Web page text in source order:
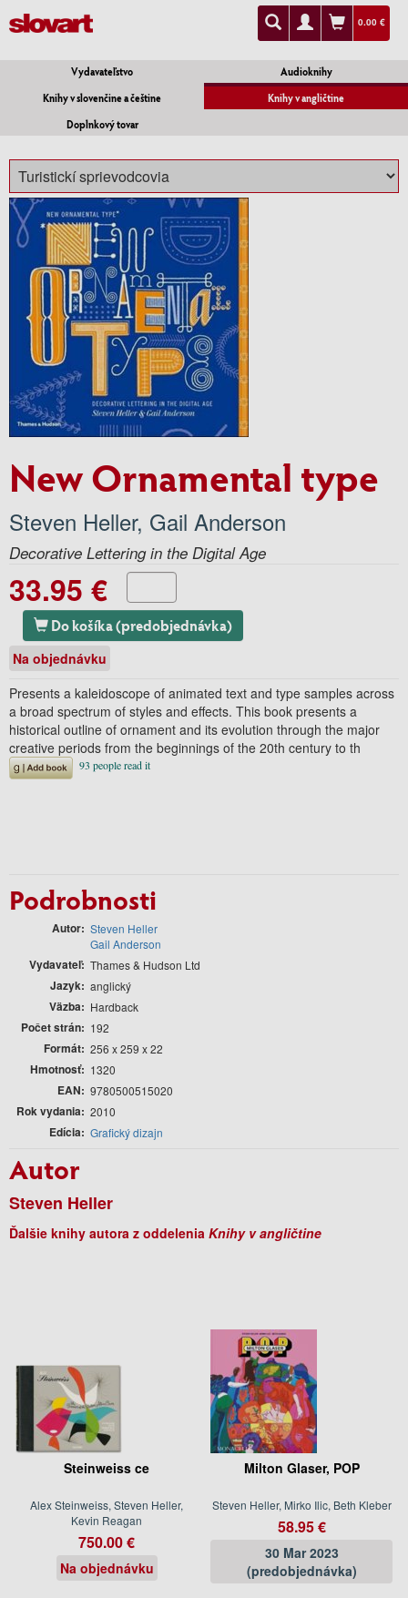
0.00 €
Vydavateľstvo
Audioknihy
Knihy v slovenčine a češtine
Knihy v angličtine
Doplnkový tovar
New Ornamental type
Steven Heller, Gail Anderson
Decorative Lettering in the Digital Age
33.95 €
Do košíka (predobjednávka)
Na objednávku
Presents a kaleidoscope of animated text and type samples across
a broad spectrum of styles and effects. This book presents a
historical outline of ornament and its evolution through the major
creative periods from the beginnings of the 20th century to th
Podrobnosti
Autor Steven Heller
Gail Anderson
Vydavateľ Thames & Hudson Ltd
Jazyk anglický
Väzba Hardback
Počet strán 192
Formát 256 x 259 x 22
Hmotnosť 1320
EAN 9780500515020
Rok vydania 2010
Edícia Grafický dizajn
Autor
Steven Heller
Ďalšie knihy autora z oddelenia Knihy v angličtine
Steinweiss ce
Alex Steinweiss, Steven Heller,
Kevin Reagan
750.00 €
Na objednávku
Milton Glaser, POP
Steven Heller, Mirko Ilic, Beth Kleber
58.95 €
30 Mar 2023
(predobjednávka)